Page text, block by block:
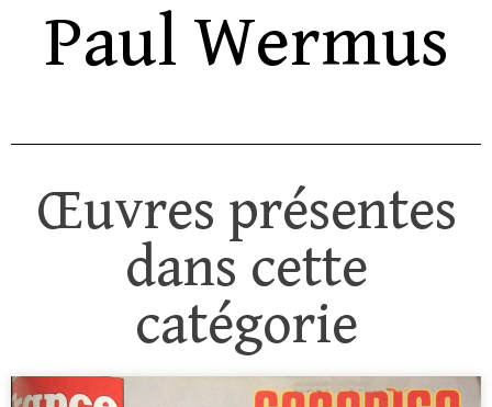
Paul Wermus
Œuvres présentes
dans cette
catégorie